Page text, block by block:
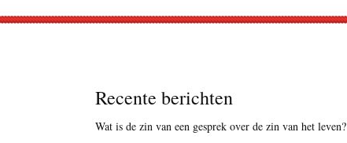
Recente berichten
Wat is de zin van een gesprek over de zin van het leven?